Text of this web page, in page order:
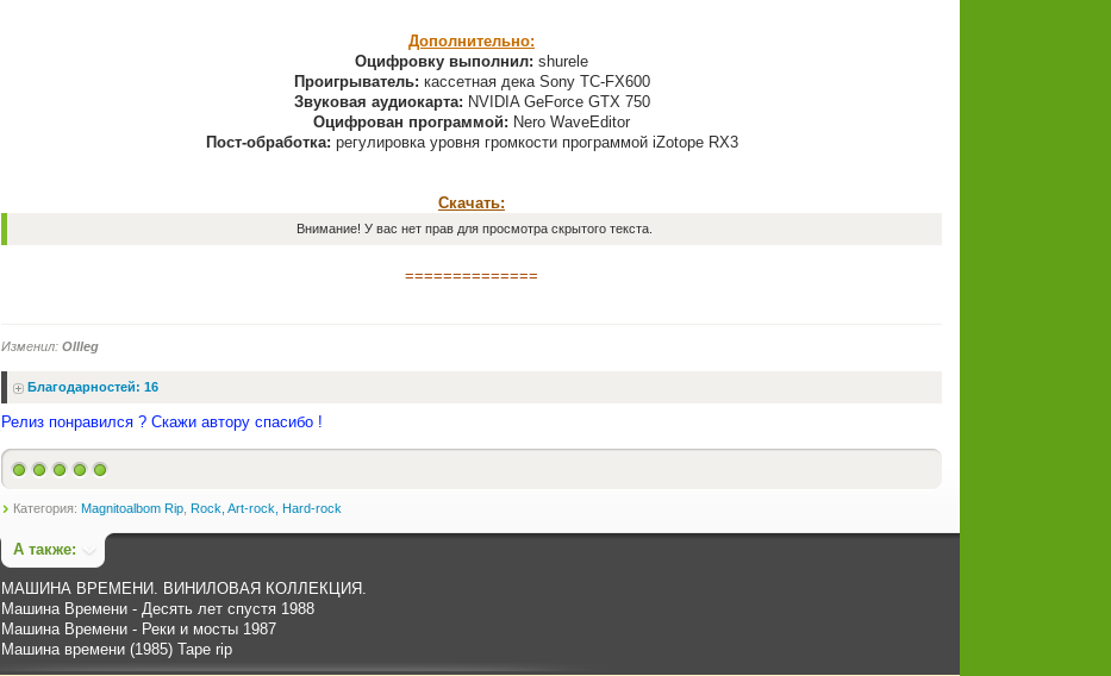
Дополнительно:
Оцифровку выполнил: shurele
Проигрыватель: кассетная дека Sony TC-FX600
Звуковая аудиокарта: NVIDIA GeForce GTX 750
Оцифрован программой: Nero WaveEditor
Пост-обработка: регулировка уровня громкости программой iZotope RX3
Скачать:
Внимание! У вас нет прав для просмотра скрытого текста.
==============
Изменил: Ollleg
Благодарностей: 16
Релиз понравился ? Скажи автору спасибо !
Категория: Magnitoalbom Rip Rock, Art-rock, Hard-rock
А также:
МАШИНА ВРЕМЕНИ. ВИНИЛОВАЯ КОЛЛЕКЦИЯ.
Машина Времени - Десять лет спустя 1988
Машина Времени - Реки и мосты 1987
Машина времени (1985) Tape rip